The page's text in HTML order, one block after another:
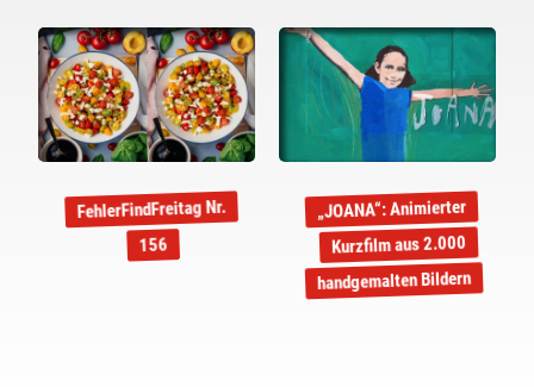
FehlerFindFreitag Nr.
156
„JOANA“: Animierter
Kurzfilm aus 2.000
handgemalten Bildern